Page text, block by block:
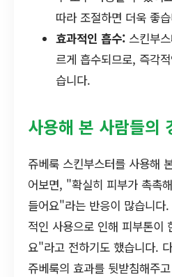
따라 조절하면 더욱 좋
효과적인 흡수: 스킨부
르게 흡수되므로, 즉각
습니다.
사용해 본 사람들의
쥬베룩 스킨부스터를 사용해
어보면, "확실히 피부가 촉촉
들어요"라는 반응이 많습니
적인 사용으로 인해 피부톤이
요"라고 전하기도 했습니다.
쥬베룩의 효과를 뒷받침해주